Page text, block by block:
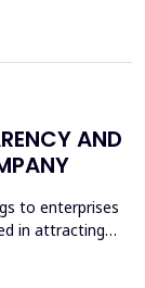
утицаја
AND
to enterprises
in attracting
are faced